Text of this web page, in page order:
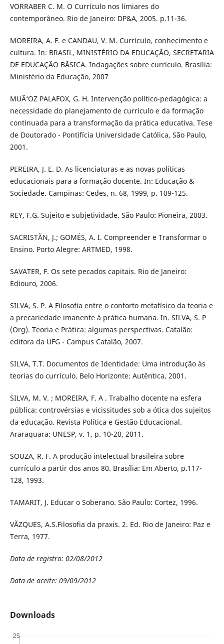
VORRABER C. M. O Currículo nos limiares do
contemporâneo. Rio de Janeiro: DP&A, 2005. p.11-36.
MOREIRA, A. F. e CANDAU, V. M. Currículo, conhecimento e
cultura. In: BRASIL, MINISTÉRIO DA EDUCAÇÃO, SECRETARIA
DE EDUCAÇÃO BÃSICA. Indagações sobre currículo. Brasília:
Ministério da Educação, 2007
MUÃ‘OZ PALAFOX, G. H. Intervenção político-pedagógica: a
necessidade do planejamento de currículo e da formação
continuada para a transformação da prática educativa. Tese
de Doutorado - Pontifícia Universidade Católica, São Paulo,
2001.
PEREIRA, J. E. D. As licenciaturas e as novas políticas
educacionais para a formação docente. In: Educação &
Sociedade. Campinas: Cedes, n. 68, 1999, p. 109-125.
REY, F.G. Sujeito e subjetividade. São Paulo: Pioneira, 2003.
SACRISTÃN, J.; GOMÉS, A. I. Compreender e Transformar o
Ensino. Porto Alegre: ARTMED, 1998.
SAVATER, F. Os sete pecados capitais. Rio de Janeiro:
Ediouro, 2006.
SILVA, S. P. A Filosofia entre o conforto metafísico da teoria e
a precariedade imanente à prática humana. In. SILVA, S. P
(Org). Teoria e Prática: algumas perspectivas. Catalão:
editora da UFG - Campus Catalão, 2007.
SILVA, T.T. Documentos de Identidade: Uma introdução às
teorias do currículo. Belo Horizonte: Autêntica, 2001.
SILVA, M. V. ; MOREIRA, F. A . Trabalho docente na esfera
pública: controvérsias e vicissitudes sob a ótica dos sujeitos
da educação. Revista Política e Gestão Educacional.
Araraquara: UNESP, v. 1, p. 10-20, 2011.
SOUZA, R. F. A produção intelectual brasileira sobre
currículo a partir dos anos 80. Brasília: Em Aberto, p.117-
128, 1993.
TAMARIT, J. Educar o Soberano. São Paulo: Cortez, 1996.
VÃZQUES, A.S.Filosofia da praxis. 2. Ed. Rio de Janeiro: Paz e
Terra, 1977.
Data de registro: 02/08/2012
Data de aceite: 09/09/2012
Downloads